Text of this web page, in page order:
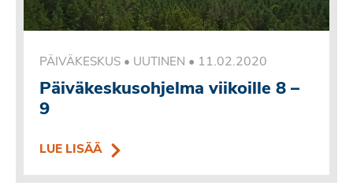
PÄIVÄKESKUS • UUTINEN • 11.02.2020
Päiväkeskusohjelma viikoille 8 –
9
LUE LISÄÄ